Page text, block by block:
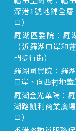
深港1號地鋪全
口）
羅湖區委院：羅
（近羅湖口岸和
門步行街）
羅湖國貿院：羅
口岸、向西村地鐵
羅湖金光華院：
湖路凱利商業廣
口）